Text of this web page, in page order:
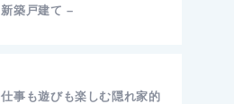
新築戸建て –
仕事も遊びも楽しむ隠れ家的